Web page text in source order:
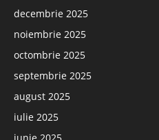
decembrie 2025
noiembrie 2025
octombrie 2025
septembrie 2025
august 2025
iulie 2025